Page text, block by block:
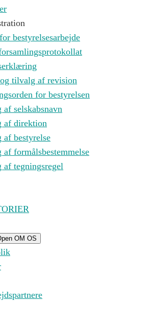
bestyrelsesarbejde
tilvalg af revision
for bestyrelsen
selskabsnavn
direktion
bestyrelse
formålsbestemmelse
tegningsregel
OM OS